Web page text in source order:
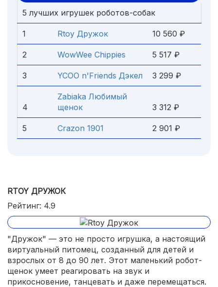
5 лучших игрушек роботов-собак
1 Rtoy Дружок 10 560 ₽
2 WowWee Chippies 5 517 ₽
3 YCOO n'Friends Дэкел 3 299 ₽
4
Zabiaka Любимый
щенок
3 312 ₽
5 Crazon 1901 2 901 ₽
RTOY ДРУЖОК
Рейтинг: 4.9
"Дружок" — это не просто игрушка, а настоящий
виртуальный питомец, созданный для детей и
взрослых от 8 до 90 лет. Этот маленький робот-
щенок умеет реагировать на звук и
прикосновение, танцевать и даже перемещаться.